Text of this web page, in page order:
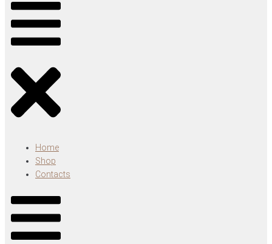
Home
Shop
Contacts